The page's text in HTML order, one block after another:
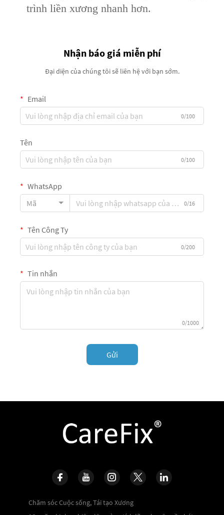
trình liền xương nhanh hơn.
Nhận báo giá miễn phí
Đại diện của chúng tôi sẽ liên hệ với bạn sớm.
Email
0/100
Tên
0/100
WhatsApp
Mã
0/16
Tên Công Ty
0/200
Tin nhắn
0/1000
Gửi
Chăm sóc Cuộc sống, Tái tạo Xương